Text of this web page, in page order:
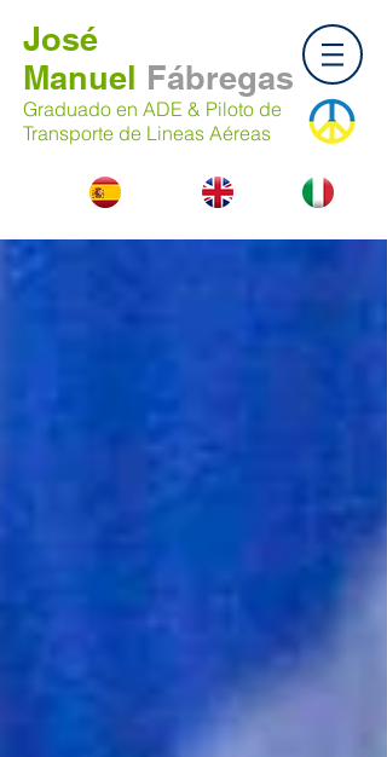
José
Manuel Fábregas
Graduado en ADE & Piloto de
Transporte de Lineas Aéreas